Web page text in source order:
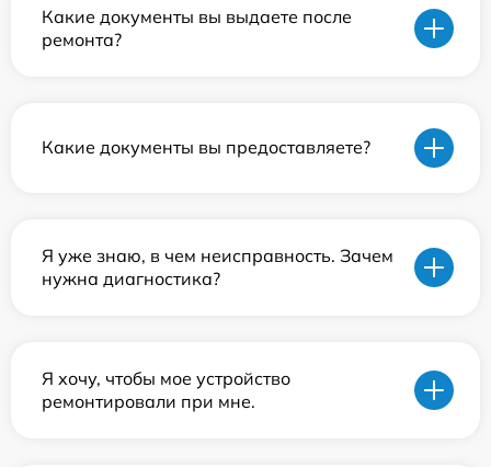
Какие документы вы выдаете после
ремонта?
Какие документы вы предоставляете?
Я уже знаю, в чем неисправность. Зачем
нужна диагностика?
Я хочу, чтобы мое устройство
ремонтировали при мне.